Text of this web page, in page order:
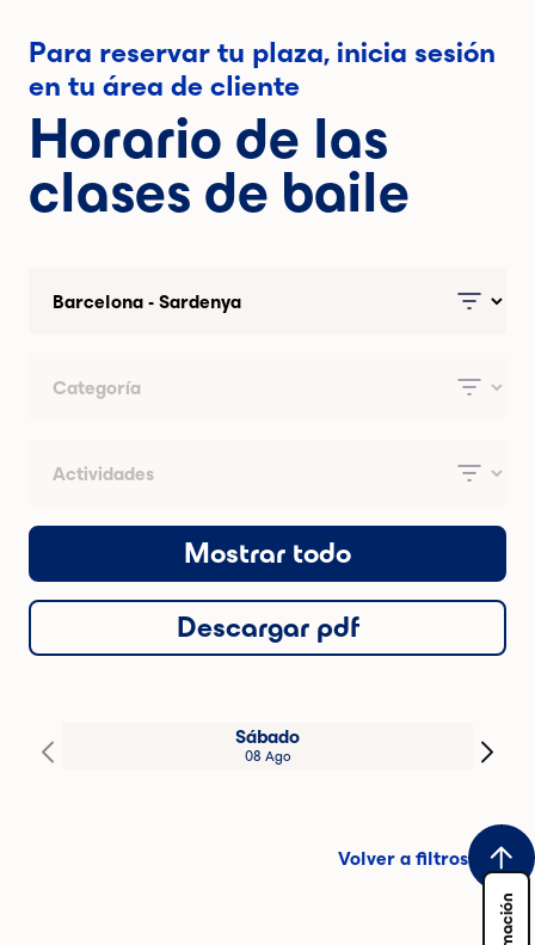
Para reservar tu plaza, inicia sesión
en tu área de cliente
Horario de las
clases de baile
Mostrar todo
Descargar pdf
Sábado
08 Ago
Volver a filtros